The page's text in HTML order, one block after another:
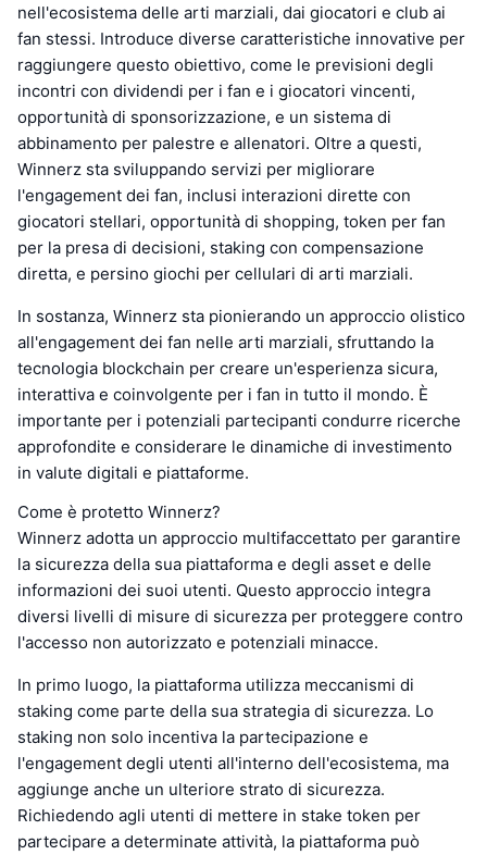
nell'ecosistema delle arti marziali, dai giocatori e club ai
fan stessi. Introduce diverse caratteristiche innovative per
raggiungere questo obiettivo, come le previsioni degli
incontri con dividendi per i fan e i giocatori vincenti,
opportunità di sponsorizzazione, e un sistema di
abbinamento per palestre e allenatori. Oltre a questi,
Winnerz sta sviluppando servizi per migliorare
l'engagement dei fan, inclusi interazioni dirette con
giocatori stellari, opportunità di shopping, token per fan
per la presa di decisioni, staking con compensazione
diretta, e persino giochi per cellulari di arti marziali.
In sostanza, Winnerz sta pionierando un approccio olistico
all'engagement dei fan nelle arti marziali, sfruttando la
tecnologia blockchain per creare un'esperienza sicura,
interattiva e coinvolgente per i fan in tutto il mondo. È
importante per i potenziali partecipanti condurre ricerche
approfondite e considerare le dinamiche di investimento
in valute digitali e piattaforme.
Come è protetto Winnerz?
Winnerz adotta un approccio multifaccettato per garantire
la sicurezza della sua piattaforma e degli asset e delle
informazioni dei suoi utenti. Questo approccio integra
diversi livelli di misure di sicurezza per proteggere contro
l'accesso non autorizzato e potenziali minacce.
In primo luogo, la piattaforma utilizza meccanismi di
staking come parte della sua strategia di sicurezza. Lo
staking non solo incentiva la partecipazione e
l'engagement degli utenti all'interno dell'ecosistema, ma
aggiunge anche un ulteriore strato di sicurezza.
Richiedendo agli utenti di mettere in stake token per
partecipare a determinate attività, la piattaforma può